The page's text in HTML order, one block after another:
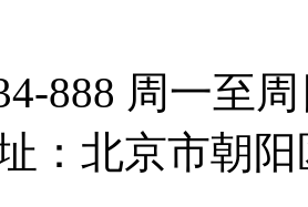
888 周一至
：北京市朝